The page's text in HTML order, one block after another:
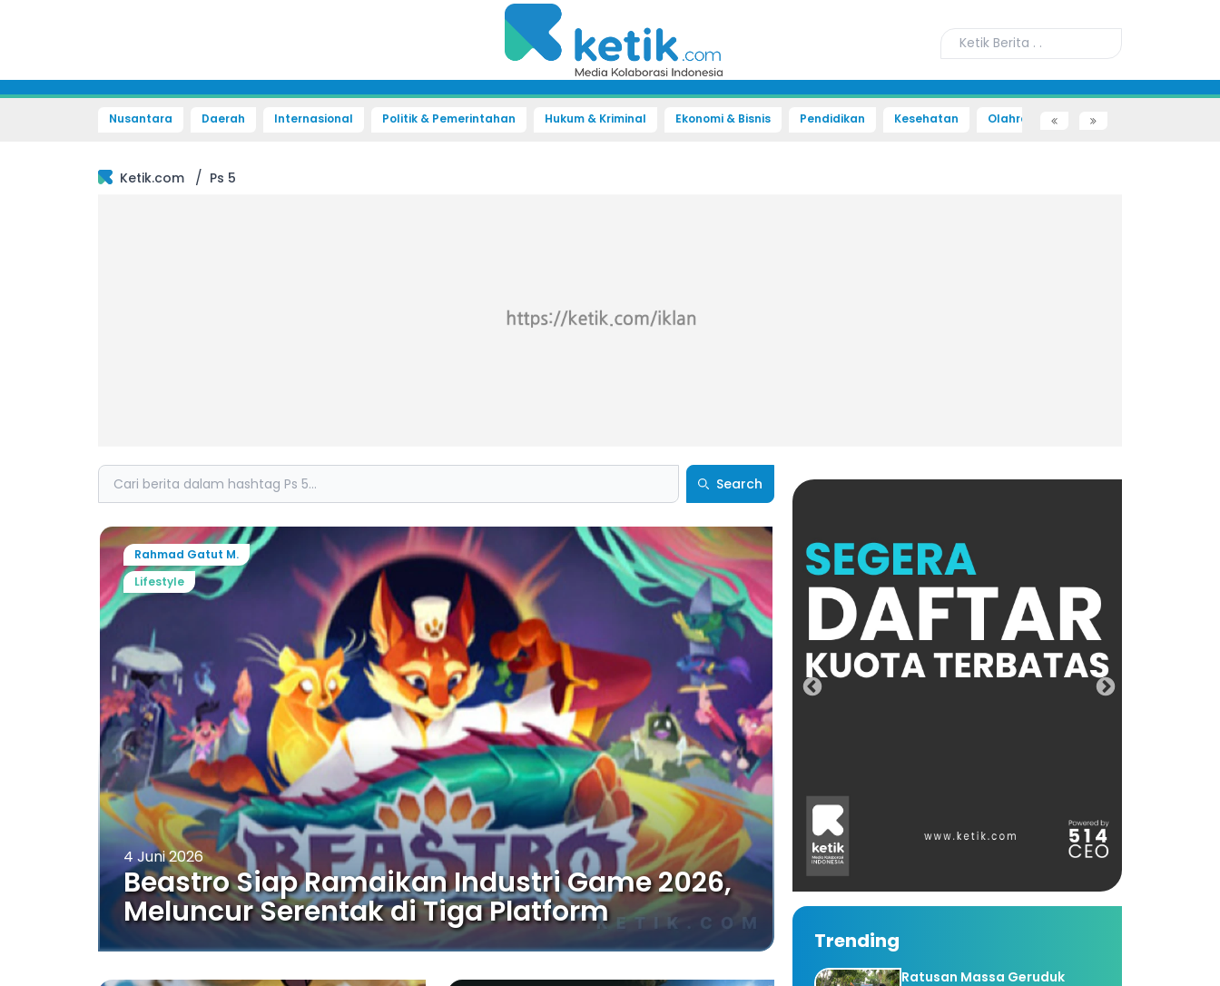
Nusantara Daerah Internasional Politik & Pemerintahan Hukum & Kriminal Ekonomi & Bisnis Pendidikan Kesehatan Olahraga Sains dan Teknologi
Ketik.com / Ps 5
Search Search
4 Juni 2026
Beastro Siap Ramaikan Industri Game 2026,
Meluncur Serentak di Tiga Platform
Rahmad Gatut M.
Lifestyle
Trending
Ratusan Massa Geruduk